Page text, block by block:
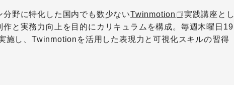
分野に特化した国内でも数少ないTwinmotion
実践講座とし
作と実務力向上を目的にカリキュラムを構成。毎週木曜日19
施し、Twinmotionを活用した表現力と可視化スキルの習得